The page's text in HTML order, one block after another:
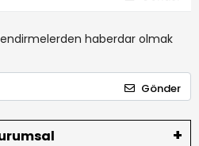
haberdar olmak
Gönder